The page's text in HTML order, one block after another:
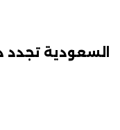
السعودية تجدد